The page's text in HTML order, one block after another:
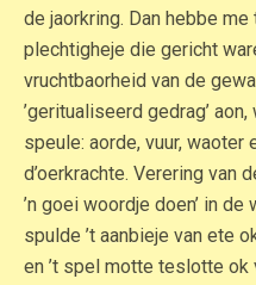
de jaorkring. Dan hebbe
plechtigheje die gericht
vruchtbaorheid van de
’geritualiseerd gedrag’
speule: aorde, vuur,
d’oerkrachte. Verering van
’n goei woordje doen’ in
spulde ’t aanbieje van ete
en ’t spel motte teslotte ok